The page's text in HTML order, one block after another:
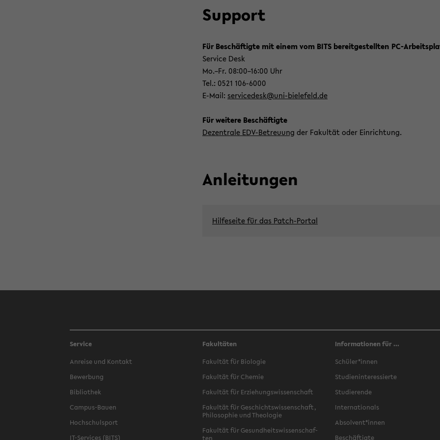
Sup­port
Für Be­schäf­tig­te mit einem vom BITS be­reit­ge­stell­ten PC-​
Ser­vice Desk
Mo.–Fr. 08:00–16:00 Uhr
Tel.: 0521 106-​6000
E-​Mail: ser­vi­ce­desk@uni-​bielefeld.de
Für wei­te­re Be­schäf­tig­te
De­zen­tra­le EDV-​Betreuung der Fa­kul­tät oder Ein­rich­tung.
An­lei­tun­gen
Hil­fe­sei­te für das Patch-​Portal
Service
An­rei­se und Kon­takt
Be­wer­bung
Bi­blio­thek
Campus-​Bauen
Hoch­schul­sport
IT-​Services (BITS)
Fakultäten
Fa­kul­tät für Bio­lo­gie
Fa­kul­tät für Che­mie
Fa­kul­tät für Er­zie­hungs­wis­sen­schaft
Fa­kul­tät für Ge­schichts­wis­sen­schaft,
Phi­lo­so­phie und Theo­lo­gie
Fa­kul­tät für Ge­sund­heits­wis­sen­schaf­
Informationen für ...
Schü­ler*innen
Stu­di­en­in­ter­es­sier­te
Stu­die­ren­de
In­ter­na­tio­nals
Ab­sol­vent*innen
Be­schäf­tig­te